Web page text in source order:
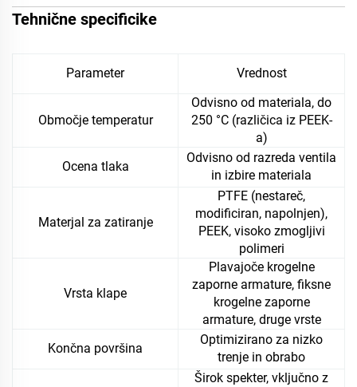
Tehnične specificike
Parameter Vrednost
Območje temperatur
Odvisno od materiala, do
250 °C (različica iz PEEK-
a)
Ocena tlaka
Odvisno od razreda ventila
in izbire materiala
Materjal za zatiranje
PTFE (nestareč,
modificiran, napolnjen),
PEEK, visoko zmogljivi
polimeri
Vrsta klape
Plavajoče krogelne
zaporne armature, fiksne
krogelne zaporne
armature, druge vrste
Končna površina
Optimizirano za nizko
trenje in obrabo
Širok spekter, vključno z